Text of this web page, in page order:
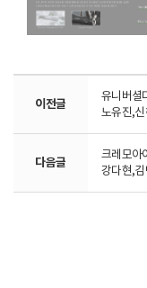
이전글
유니버셜
노유진,
다음글
크레모아
강다현,